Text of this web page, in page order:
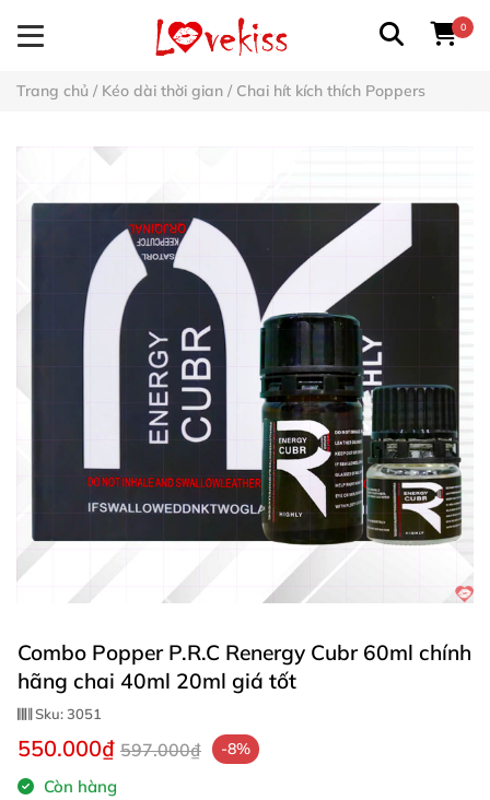
0
Trang chủ / Kéo dài thời gian / Chai hít kích thích Poppers
Combo Popper P.R.C Renergy Cubr 60ml chính
hãng chai 40ml 20ml giá tốt
Sku:3051
550.000₫ 597.000₫ -8%
Còn hàng